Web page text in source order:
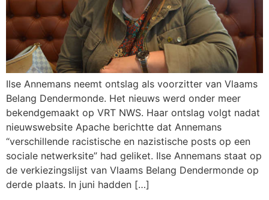
Ilse Annemans neemt ontslag als voorzitter van Vlaams
Belang Dendermonde. Het nieuws werd onder meer
bekendgemaakt op VRT NWS. Haar ontslag volgt nadat
nieuwswebsite Apache berichtte dat Annemans
“verschillende racistische en nazistische posts op een
sociale netwerksite” had geliket. Ilse Annemans staat op
de verkiezingslijst van Vlaams Belang Dendermonde op
derde plaats. In juni hadden […]